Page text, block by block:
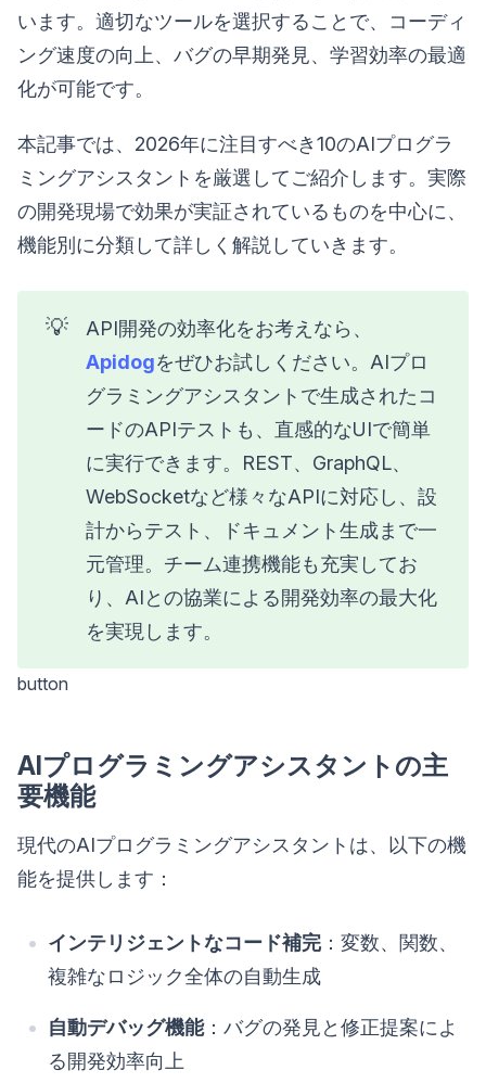
います。適切なツールを選択することで、コーディ
ング速度の向上、バグの早期発見、学習効率の最適
化が可能です。
本記事では、2026年に注目すべき10のAIプログラ
ミングアシスタントを厳選してご紹介します。実際
の開発現場で効果が実証されているものを中心に、
機能別に分類して詳しく解説していきます。
💡
API開発の効率化をお考えなら、
Apidogをぜひお試しください。AIプロ
グラミングアシスタントで生成されたコ
ードのAPIテストも、直感的なUIで簡単
に実行できます。REST、GraphQL、
WebSocketなど様々なAPIに対応し、設
計からテスト、ドキュメント生成まで一
元管理。チーム連携機能も充実してお
り、AIとの協業による開発効率の最大化
を実現します。
button
AIプログラミングアシスタントの主
要機能
現代のAIプログラミングアシスタントは、以下の機
能を提供します：
インテリジェントなコード補完：変数、関数、
複雑なロジック全体の自動生成
自動デバッグ機能：バグの発見と修正提案によ
る開発効率向上